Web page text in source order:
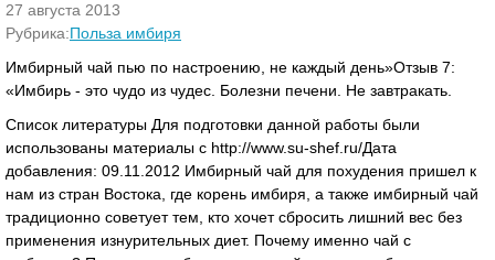
27 августа 2013
Рубрика:Польза имбиря
Имбирный чай пью по настроению, не каждый день»Отзыв 7:
«Имбирь - это чудо из чудес. Болезни печени. Не завтракать.
Список литературы Для подготовки данной работы были
использованы материалы с http://www.su-shef.ru/Дата
добавления: 09.11.2012 Имбирный чай для похудения пришел к
нам из стран Востока, где корень имбиря, а также имбирный чай
традиционно советует тем, кто хочет сбросить лишний вес без
применения изнурительных диет. Почему именно чай с